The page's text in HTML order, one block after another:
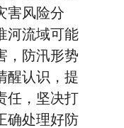
害风险分
河流域可能
，防汛形势
醒认识，提
任，坚决打
确处理好防